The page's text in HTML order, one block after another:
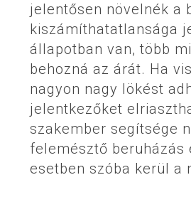
jelentősen növelnék a
kiszámíthatatlansága
állapotban van, több
behozná az árát. Ha
nagyon nagy lökést
jelentkezőket
szakember segítsége
felemésztő beruházás
esetben szóba kerül a